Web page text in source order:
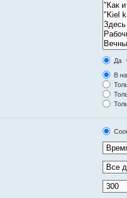
Да
В